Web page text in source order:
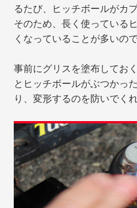
るたび、ヒッチボールがカ
そのため、長く使っている
くなっていることが多いので
事前にグリスを塗布してお
とヒッチボールがぶつかっ
り、変形するのを防いでくれ